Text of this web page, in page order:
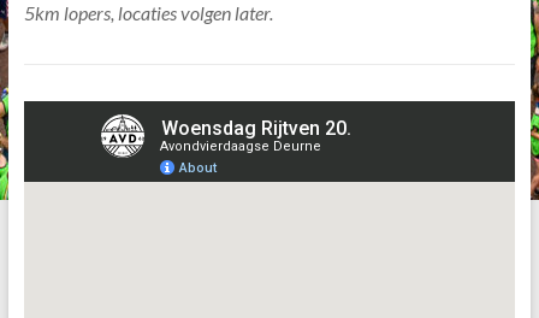
5km lopers, locaties volgen later.